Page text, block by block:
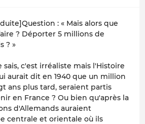
: « Mais alors que
? Déporter 5 millions de
? »
sais, c'est irréaliste mais l'Histoire
aurait dit en 1940 que un million
ans plus tard, seraient partis
en France ? Ou bien qu'après la
d'Allemands auraient
centrale et orientale où ils